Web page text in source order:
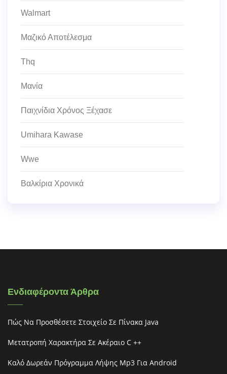
Walmart
Μαζικό Αποτέλεσμα
Thq
Μανία
Παιχνίδια Χρόνος Ξέχασε
Umihara Kawase
Wwe
Βαλκίρια Χρονικά
Ενδιαφέροντα Άρθρα
Πώς Να Προσθέσετε Στοιχείο Σε Πίνακα Java
Μετατροπή Χαρακτήρα Σε Ακέραιο C ++
Καλό Δωρεάν Πρόγραμμα Λήψης Mp3 Για Android